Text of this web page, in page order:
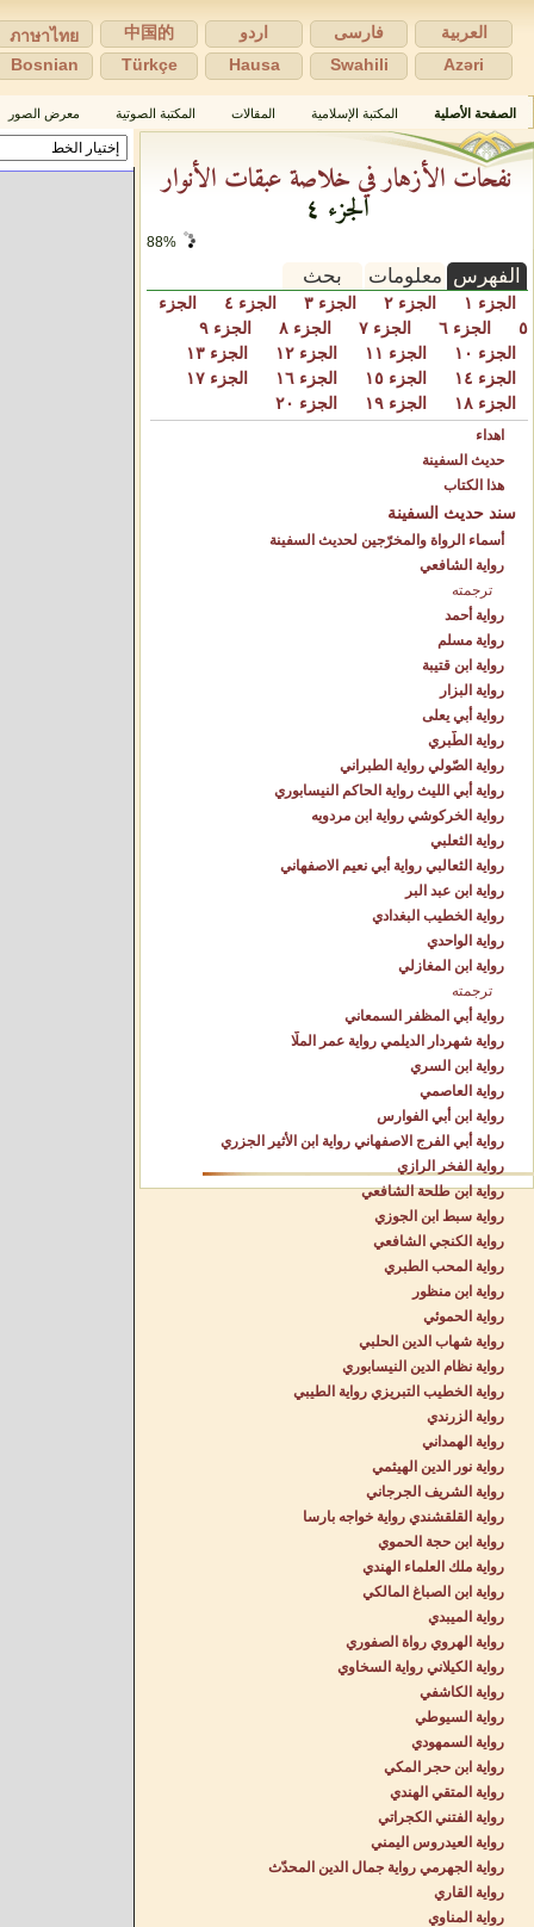
العربية فارسی اردو 中国的
ภาษาไทย
Azəri
Swahili
Hausa
Türkçe
Bosnian
الصفحة الأصلية المكتبة الإسلامية المقالات المكتبة الصوتية معرض الصور
نفحات الأزهار في خلاصة عبقات الأنوار
الجزء ٤
94%
الفهرس معلومات بحث
الجزء ١ الجزء ٢ الجزء ٣ الجزء ٤
الجزء
٥
الجزء ٦ الجزء ٧ الجزء ٨
الجزء ٩
الجزء ١٠
الجزء ١١ الجزء ١٢
الجزء ١٣
الجزء ١٤
الجزء ١٥ الجزء ١٦
الجزء ١٧
الجزء ١٨
الجزء ١٩ الجزء ٢٠
اهداء
حديث السفينة
هذا الكتاب
سند حديث السفينة
أسماء الرواة والمخرّجين لحديث السفينة
رواية الشافعي
ترجمته
رواية أحمد
رواية مسلم
رواية ابن قتيبة
رواية البزار
رواية أبي يعلى
رواية الطّبري
رواية الصّولي رواية الطبراني
رواية أبي الليث رواية الحاكم النيسابوري
رواية الخركوشي رواية ابن مردويه
رواية الثعلبي
رواية الثعالبي رواية أبي نعيم الاصفهاني
رواية ابن عبد البر
رواية الخطيب البغدادي
رواية الواحدي
رواية ابن المغازلي
ترجمته
رواية أبي المظفر السمعاني
رواية شهردار الديلمي رواية عمر الملّا
رواية ابن السري
رواية العاصمي
رواية ابن أبي الفوارس
رواية أبي الفرج الاصفهاني رواية ابن الأثير الجزري
رواية الفخر الرازي
رواية ابن طلحة الشافعي
رواية سبط ابن الجوزي
رواية الكنجي الشافعي
رواية المحب الطبري
رواية ابن منظور
رواية الحموئي
رواية شهاب الدين الحلبي
رواية نظام الدين النيسابوري
رواية الخطيب التبريزي رواية الطيبي
رواية الزرندي
رواية الهمداني
رواية نور الدين الهيثمي
رواية الشريف الجرجاني
رواية القلقشندي رواية خواجه بارسا
رواية ابن حجة الحموي
رواية ملك العلماء الهندي
رواية ابن الصباغ المالكي
رواية الميبدي
رواية الهروي رواة الصفوري
رواية الكيلاني رواية السخاوي
رواية الكاشفي
رواية السيوطي
رواية السمهودي
رواية ابن حجر المكي
رواية المتقي الهندي
رواية الفتني الكجراتي
رواية العيدروس اليمني
رواية الجهرمي رواية جمال الدين المحدّث
رواية القاري
رواية المناوي